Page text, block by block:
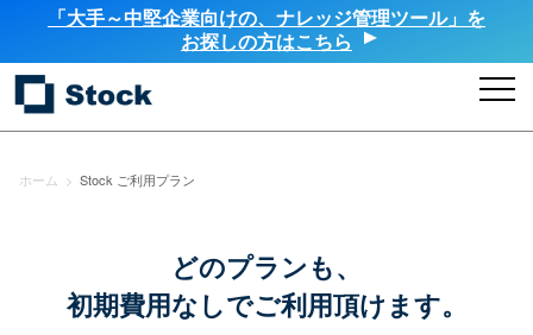
「大手～中堅企業向けの、ナレッジ管理ツール」を
お探しの方はこちら
ホーム > Stock ご利用プラン
どのプランも、
初期費用なしでご利用頂けます。